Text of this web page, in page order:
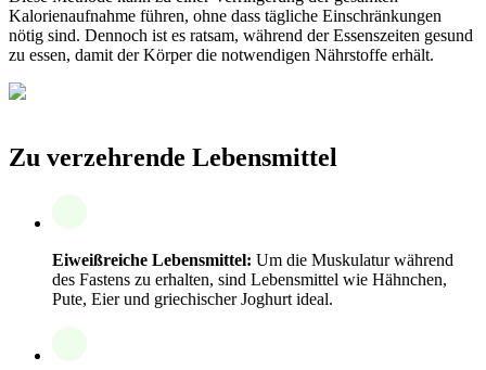
Kalorienaufnahme führen, ohne dass tägliche Einschränkungen
nötig sind. Dennoch ist es ratsam, während der Essenszeiten gesund
zu essen, damit der Körper die notwendigen Nährstoffe erhält.
Zu verzehrende Lebensmittel
Eiweißreiche Lebensmittel: Um die Muskulatur während
des Fastens zu erhalten, sind Lebensmittel wie Hähnchen,
Pute, Eier und griechischer Joghurt ideal.